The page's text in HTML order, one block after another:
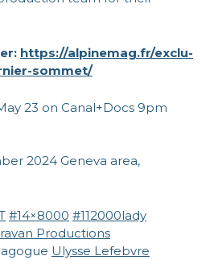
https://alpinemag.fr/exclu-
sommet/
23 on Canal+Docs 9pm
2024 Geneva area,
#14×8000 #112000lady
Productions
Ulysse Lefebvre